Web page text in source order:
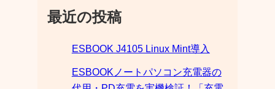
最近の投稿
ESBOOK J4105 Linux Mint導入
ESBOOKノートパソコン充電器の